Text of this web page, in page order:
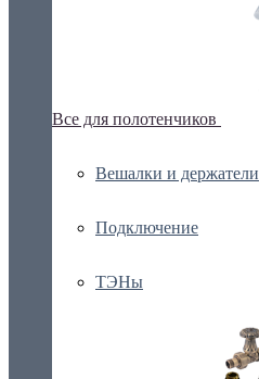
Все для полотенчиков
Вешалки и держатели
Подключение
ТЭНы